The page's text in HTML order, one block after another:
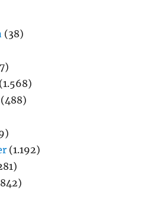
(38)
(1.568)
(488)
(1.192)